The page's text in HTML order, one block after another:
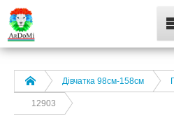
Дівчатка 98cм-158см
12903